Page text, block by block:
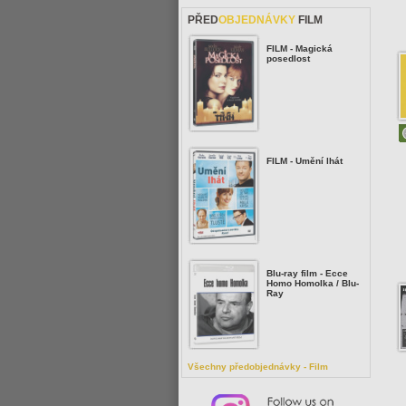
PŘEDOBJEDNÁVKY FILM
FILM - Magická
posedlost
FILM - Umění lhát
Blu-ray film - Ecce
Homo Homolka / Blu-
Ray
Všechny předobjednávky - Film